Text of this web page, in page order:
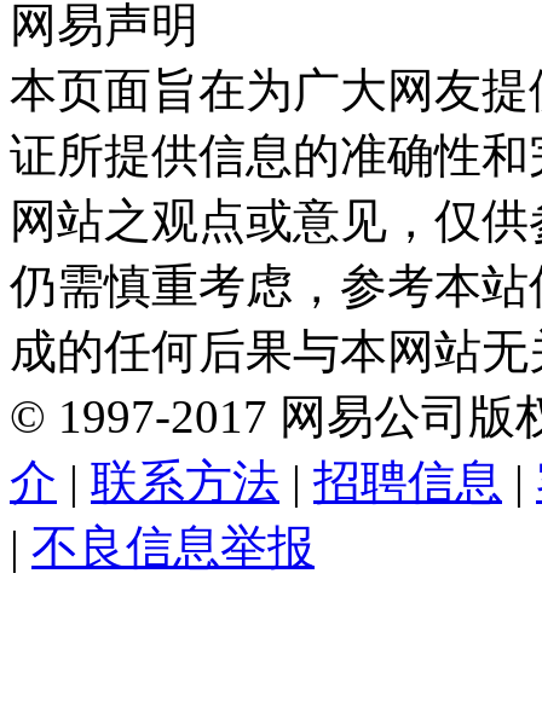
网易声明
本页面旨在为广大网友
证所提供信息的准确性
网站之观点或意见，仅
仍需慎重考虑，参考本
成的任何后果与本网站
© 1997-2017 网易公司版
介 | 联系方法 | 招聘信息 |
| 不良信息举报